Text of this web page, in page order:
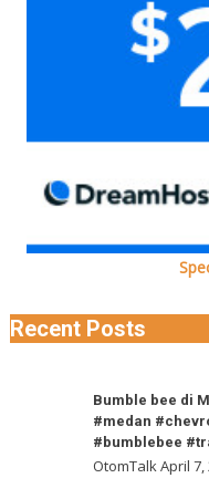
Recent Posts
Medan.#otomotif
Bumble bee di
#medan
#bumblebee
OtomTalkApril 7,